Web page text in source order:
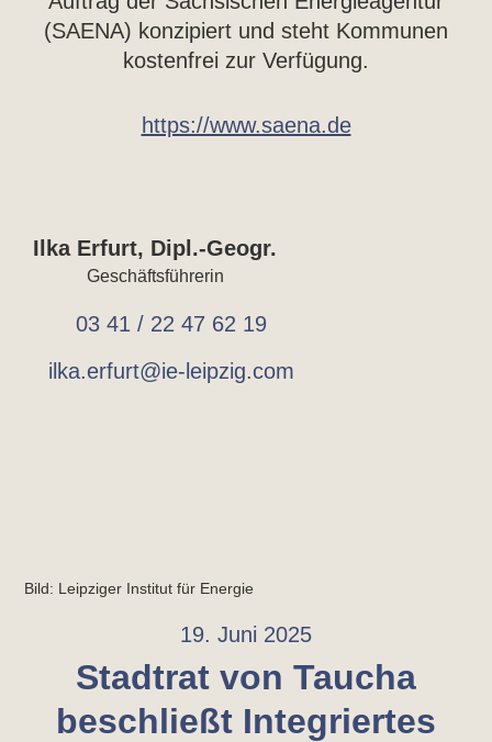
(SAENA) konzipiert und steht Kommunen
kostenfrei zur Verfügung.
https://www.saena.de
Ilka Erfurt, Dipl.-Geogr.
Geschäftsführerin
03 41 / 22 47 62 19
ilka.erfurt@ie-leipzig.com
Bild: Leipziger Institut für Energie
19. Juni 2025
Stadtrat von Taucha
beschließt Integriertes